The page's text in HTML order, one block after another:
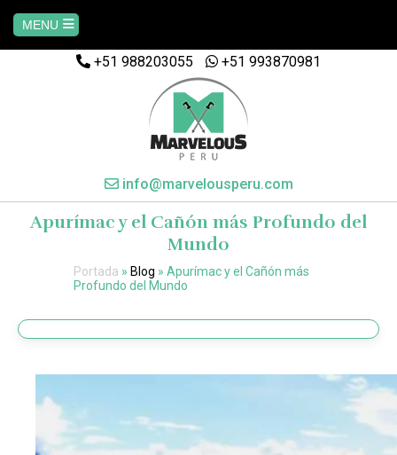
MENU
Home
MACHUPICCHU
PAQUETES
Blog
+51 988203055 +51 993870981
info@marvelousperu.com
Apurímac y el Cañón más Profundo del
Mundo
Portada » Blog » Apurímac y el Cañón más
Profundo del Mundo